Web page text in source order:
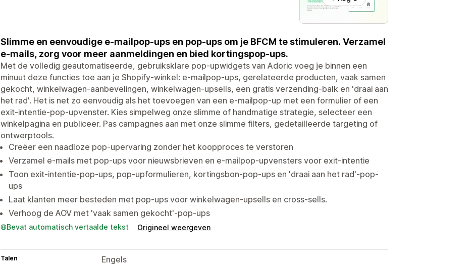
Slimme en eenvoudige e-mailpop-ups en pop-ups om je BFCM te stimuleren. Verzamel
e-mails, zorg voor meer aanmeldingen en bied kortingspop-ups.
Met de volledig geautomatiseerde, gebruiksklare pop-upwidgets van Adoric voeg je binnen een
minuut deze functies toe aan je Shopify-winkel: e-mailpop-ups, gerelateerde producten, vaak samen
gekocht, winkelwagen-aanbevelingen, winkelwagen-upsells, een gratis verzending-balk en 'draai aan
het rad'. Het is net zo eenvoudig als het toevoegen van een e-mailpop-up met een formulier of een
exit-intentie-pop-upvenster. Kies simpelweg onze slimme of handmatige strategie, selecteer een
winkelpagina en publiceer. Pas campagnes aan met onze slimme filters, gedetailleerde targeting of
ontwerptools.
Creëer een naadloze pop-upervaring zonder het koopproces te verstoren
Verzamel e-mails met pop-ups voor nieuwsbrieven en e-mailpop-upvensters voor exit-intentie
Toon exit-intentie-pop-ups, pop-upformulieren, kortingsbon-pop-ups en 'draai aan het rad'-pop-
ups
Laat klanten meer besteden met pop-ups voor winkelwagen-upsells en cross-sells.
Verhoog de AOV met 'vaak samen gekocht'-pop-ups
Bevat automatisch vertaalde tekst Origineel weergeven
Talen
Engels